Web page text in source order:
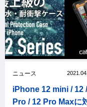
ニュース
iPhone 12 mini / 12
Pro / 12 Pro Maxに